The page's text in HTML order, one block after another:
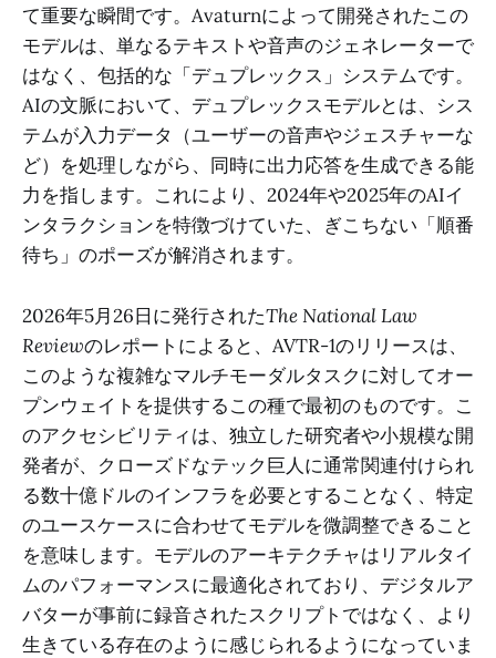
て重要な瞬間です。Avaturnによって開発されたこの
モデルは、単なるテキストや音声のジェネレーターで
はなく、包括的な「デュプレックス」システムです。
AIの文脈において、デュプレックスモデルとは、シス
テムが入力データ（ユーザーの音声やジェスチャーな
ど）を処理しながら、同時に出力応答を生成できる能
力を指します。これにより、2024年や2025年のAIイ
ンタラクションを特徴づけていた、ぎこちない「順番
待ち」のポーズが解消されます。
2026年5月26日に発行されたThe National Law
Reviewのレポートによると、AVTR-1のリリースは、
このような複雑なマルチモーダルタスクに対してオー
プンウェイトを提供するこの種で最初のものです。こ
のアクセシビリティは、独立した研究者や小規模な開
発者が、クローズドなテック巨人に通常関連付けられ
る数十億ドルのインフラを必要とすることなく、特定
のユースケースに合わせてモデルを微調整できること
を意味します。モデルのアーキテクチャはリアルタイ
ムのパフォーマンスに最適化されており、デジタルア
バターが事前に録音されたスクリプトではなく、より
生きている存在のように感じられるようになっていま